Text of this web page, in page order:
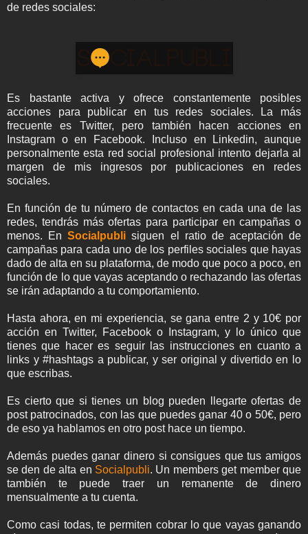
de redes sociales:
Es bastante activa y ofrece constantemente posibles
acciones para publicar en tus redes sociales. La más
frecuente es Twitter, pero también hacen acciones en
Instagram o en Facebook. Incluso en Linkedin, aunque
personalmente esta red social profesional intento dejarla al
margen de mis ingresos por publicaciones en redes
sociales.
En función de tu número de contactos en cada una de las
redes, tendrás más ofertas para participar en campañas o
menos. EnSocialpublisiguen el ratio de aceptación de
campañas para cada uno de los perfiles sociales que hayas
dado de alta en su plataforma, de modo que poco a poco, en
función de lo que vayas aceptando o rechazando las ofertas
se irán adaptando a tu comportamiento.
Hasta ahora, en mi experiencia, se gana entre 2 y 10€ por
acción en Twitter, Facebook o Instagram, y lo único que
tienes que hacer es seguir las instrucciones en cuanto a
links y #hashtags a publicar, y ser original y divertido en lo
que escribas.
Es cierto que si tienes un blog pueden llegarte ofertas de
post patrocinados, con las que puedes ganar 40 o 50€, pero
de eso ya hablamos en otro post hace un tiempo.
Además puedes ganar dinero si consigues que tus amigos
se den de alta en Socialpubli. Un members get member que
también te puede traer un remanente de dinero
mensualmente a tu cuenta.
Como casi todas, te permiten cobrar lo que vayas ganando